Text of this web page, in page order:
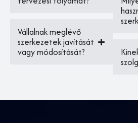
Vállalnak meglévő
szerkezetek javítását
vagy módosítását?